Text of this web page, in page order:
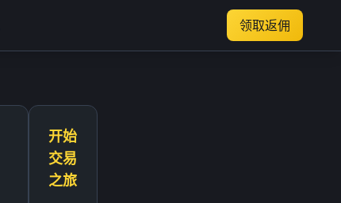
领取返佣
开始
交易
之旅